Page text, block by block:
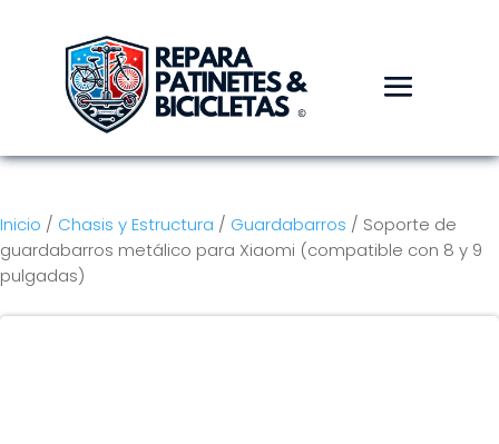
Inicio / Chasis y Estructura / Guardabarros / Soporte de
guardabarros metálico para Xiaomi (compatible con 8 y 9
pulgadas)